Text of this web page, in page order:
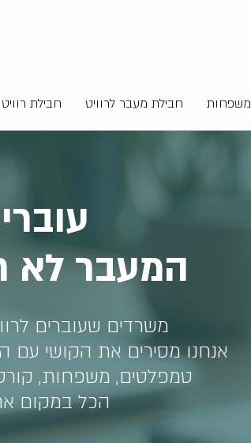
משפחות חבילת מעבר לרוויט חבילת
המעבר לא
משרדים שעוברים
אנחנו מסירים את הקושי עם
טמפלטים, משפחות,
הכל במקום